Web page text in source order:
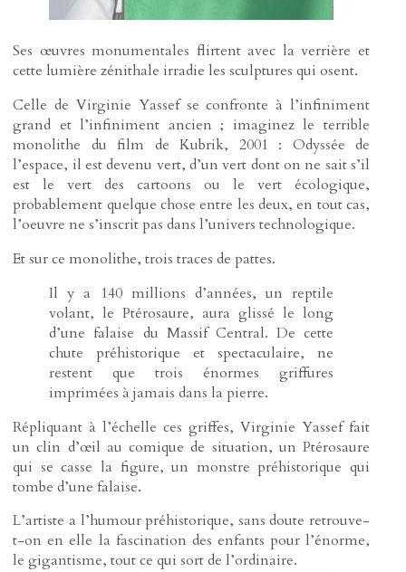
Ses œuvres monumentales flirtent avec la verrière et
cette lumière zénithale irradie les sculptures qui osent.
Celle de Virginie Yassef se confronte à l’infiniment
grand et l’infiniment ancien ; imaginez le terrible
monolithe du film de Kubrik, 2001 : Odyssée de
l’espace, il est devenu vert, d’un vert dont on ne sait s’il
est le vert des cartoons ou le vert écologique,
probablement quelque chose entre les deux, en tout cas,
l’oeuvre ne s’inscrit pas dans l’univers technologique.
Et sur ce monolithe, trois traces de pattes.
Il y a 140 millions d’années, un reptile
volant, le Ptérosaure, aura glissé le long
d’une falaise du Massif Central. De cette
chute préhistorique et spectaculaire, ne
restent que trois énormes griffures
imprimées à jamais dans la pierre.
Répliquant à l’échelle ces griffes, Virginie Yassef fait
un clin d’œil au comique de situation, un Ptérosaure
qui se casse la figure, un monstre préhistorique qui
tombe d’une falaise.
L’artiste a l’humour préhistorique, sans doute retrouve-
t-on en elle la fascination des enfants pour l’énorme,
le gigantisme, tout ce qui sort de l’ordinaire.